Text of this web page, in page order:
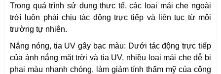
Trong quá trình sử dụng thực tế, các loại mái che ngoài
trời luôn phải chịu tác động trực tiếp và liên tục từ môi
trường tự nhiên.
Nắng nóng, tia UV gây bạc màu: Dưới tác động trực tiếp
của ánh nắng mặt trời và tia UV, nhiều loại mái che dễ bị
phai màu nhanh chóng, làm giảm tính thẩm mỹ của công